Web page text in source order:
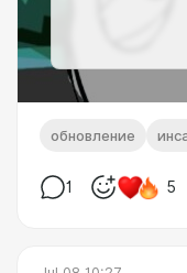
обновление
1 5